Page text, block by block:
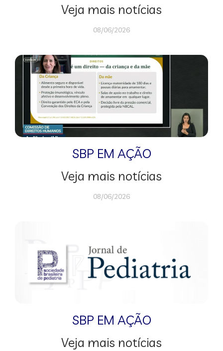
Veja mais notícias
08/06/2026
SBP EM AÇÃO
Veja mais notícias
08/06/2026
SBP EM AÇÃO
Veja mais notícias